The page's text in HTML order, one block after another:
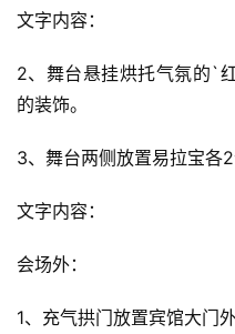
文字内容：
2、舞台悬挂烘托气氛的`
的装饰。
3、舞台两侧放置易拉宝各
文字内容：
会场外：
1、充气拱门放置宾馆大门